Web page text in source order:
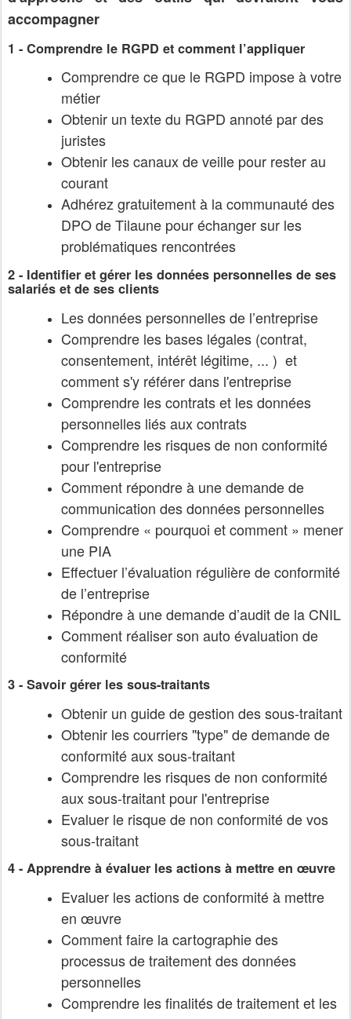
accompagner
1 - Comprendre le RGPD et comment l’appliquer
Comprendre ce que le RGPD impose à votre
métier
Obtenir un texte du RGPD annoté par des
juristes
Obtenir les canaux de veille pour rester au
courant
Adhérez gratuitement à la communauté des
DPO de Tilaune pour échanger sur les
problématiques rencontrées
2 - Identifier et gérer les données personnelles de ses
salariés et de ses clients
Les données personnelles de l’entreprise
Comprendre les bases légales (contrat,
consentement, intérêt légitime, ... ) et
comment s'y référer dans l'entreprise
Comprendre les contrats et les données
personnelles liés aux contrats
Comprendre les risques de non conformité
pour l'entreprise
Comment répondre à une demande de
communication des données personnelles
Comprendre « pourquoi et comment » mener
une PIA
Effectuer l’évaluation régulière de conformité
de l’entreprise
Répondre à une demande d’audit de la CNIL
Comment réaliser son auto évaluation de
conformité
3 - Savoir gérer les sous-traitants
Obtenir un guide de gestion des sous-traitant
Obtenir les courriers "type" de demande de
conformité aux sous-traitant
Comprendre les risques de non conformité
aux sous-traitant pour l'entreprise
Evaluer le risque de non conformité de vos
sous-traitant
4 - Apprendre à évaluer les actions à mettre en œuvre
Evaluer les actions de conformité à mettre
en œuvre
Comment faire la cartographie des
processus de traitement des données
personnelles
Comprendre les finalités de traitement et les